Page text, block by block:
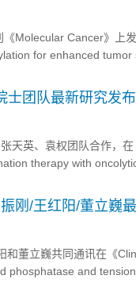
Molecular Cancer》上
for enhanced
士团队最新研究发布
天英、袁权团队合作，
therapy with
刚/王红阳/董立巍
和董立巍共同通讯在《
phosphatase and